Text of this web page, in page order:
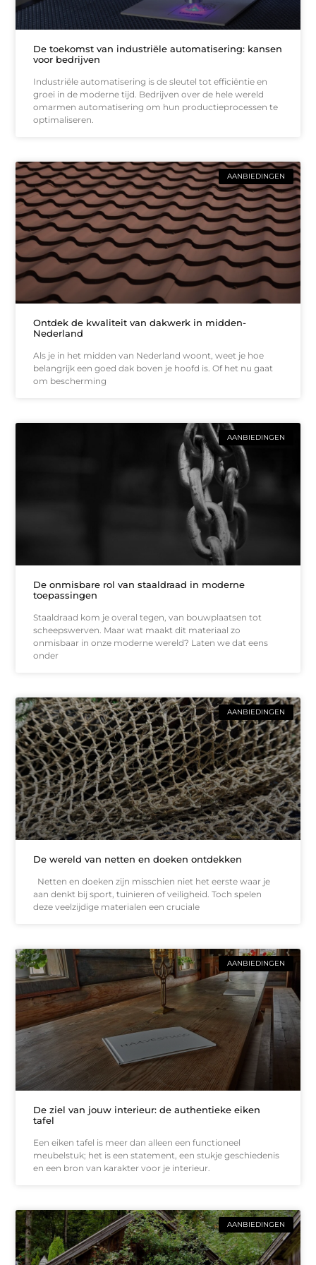
De toekomst van industriële automatisering: kansen
voor bedrijven
Industriële automatisering is de sleutel tot efficiëntie en
groei in de moderne tijd. Bedrijven over de hele wereld
omarmen automatisering om hun productieprocessen te
optimaliseren.
AANBIEDINGEN
Ontdek de kwaliteit van dakwerk in midden-
Nederland
Als je in het midden van Nederland woont, weet je hoe
belangrijk een goed dak boven je hoofd is. Of het nu gaat
om bescherming
AANBIEDINGEN
De onmisbare rol van staaldraad in moderne
toepassingen
Staaldraad kom je overal tegen, van bouwplaatsen tot
scheepswerven. Maar wat maakt dit materiaal zo
onmisbaar in onze moderne wereld? Laten we dat eens
onder
AANBIEDINGEN
De wereld van netten en doeken ontdekken
Netten en doeken zijn misschien niet het eerste waar je
aan denkt bij sport, tuinieren of veiligheid. Toch spelen
deze veelzijdige materialen een cruciale
AANBIEDINGEN
De ziel van jouw interieur: de authentieke eiken
tafel
Een eiken tafel is meer dan alleen een functioneel
meubelstuk; het is een statement, een stukje geschiedenis
en een bron van karakter voor je interieur.
AANBIEDINGEN